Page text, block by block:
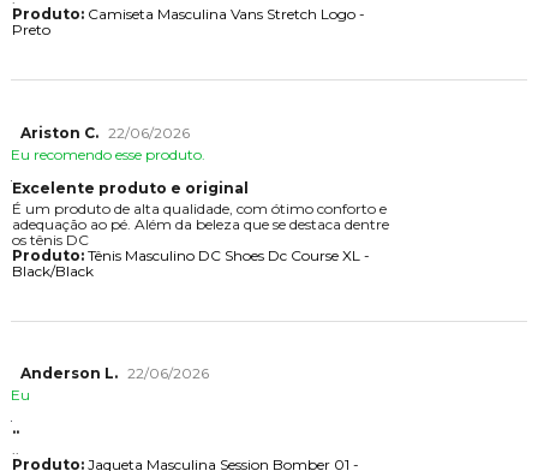
Produto:Camiseta Masculina Vans Stretch Logo -
Preto
Ariston C. 22/06/2026
Eu recomendo esse produto.
Excelente produto e original
É um produto de alta qualidade, com ótimo conforto e
adequação ao pé. Além da beleza que se destaca dentre
os tênis DC
Produto:Tênis Masculino DC Shoes Dc Course XL -
Black/Black
Anderson L. 22/06/2026
Eu
..
..
Produto:Jaqueta Masculina Session Bomber 01 -